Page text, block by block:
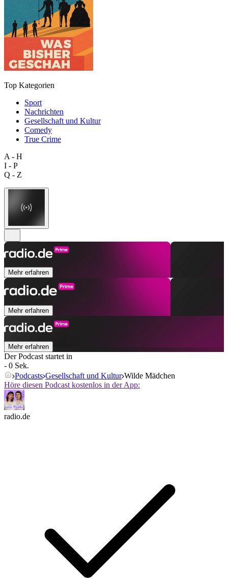
Top Kategorien
Sport
Nachrichten
Gesellschaft und Kultur
Comedy
True Crime
A - H
I - P
Q - Z
Mehr erfahren
Mehr erfahren
Mehr erfahren
Der Podcast startet in
- 0 Sek.
Podcasts Gesellschaft und Kultur Wilde Mädchen
Höre diesen Podcast kostenlos in der App:
radio.de